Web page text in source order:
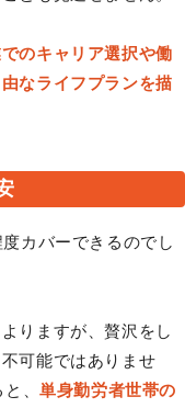
のキャリア選択や働
由なライフプランを描
カバーできるのでし
りますが、贅沢をし
可能ではありませ
と、単身勤労者世帯の